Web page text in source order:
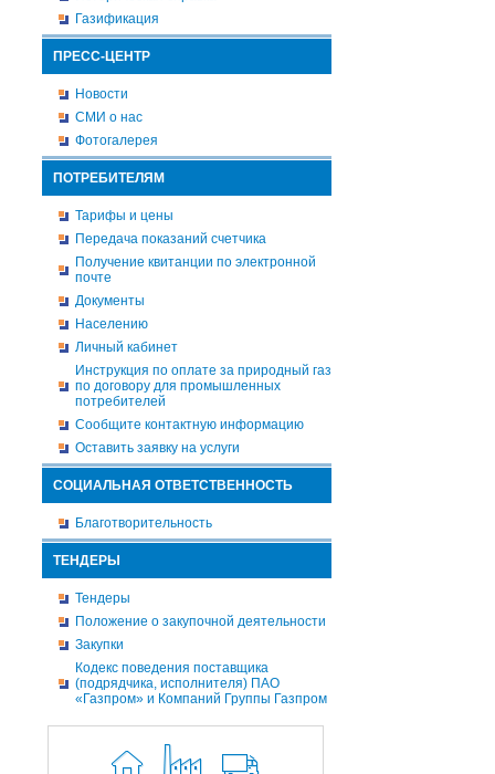
Газификация
ПРЕСС-ЦЕНТР
Новости
СМИ о нас
Фотогалерея
ПОТРЕБИТЕЛЯМ
Тарифы и цены
Передача показаний счетчика
Получение квитанции по электронной
почте
Документы
Населению
Личный кабинет
Инструкция по оплате за природный газ
по договору для промышленных
потребителей
Сообщите контактную информацию
Оставить заявку на услуги
СОЦИАЛЬНАЯ ОТВЕТСТВЕННОСТЬ
Благотворительность
ТЕНДЕРЫ
Тендеры
Положение о закупочной деятельности
Закупки
Кодекс поведения поставщика
(подрядчика, исполнителя) ПАО
«Газпром» и Компаний Группы Газпром